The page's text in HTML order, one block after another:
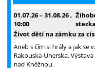
01.07.26– 31.08.26,
10:00
Život dětí na zámku za
Aneb s čím si hrály a jak se
Rakouska-Uherska.
nad Kněžnou.